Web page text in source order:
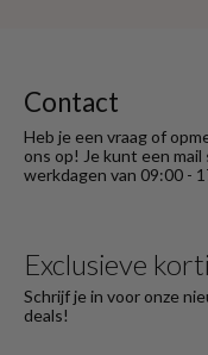
Contact
Heb je een vraag of
ons op! Je kunt een
werkdagen van 09:00 -
Exclusieve
Schrijf je in voor onze
deals!